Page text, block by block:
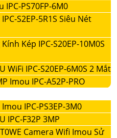
IPC-PS70FP-6M0
S2EP-5R1S Siêu Nét
Kép IPC-S20EP-10M0S
WiFi IPC-S20EP-6M0S 2 Mắt
Imou IPC-A52P-PRO
IPC-PS3EP-3M0
IPC-F32P 3MP
Camera Wifi Imou Sử